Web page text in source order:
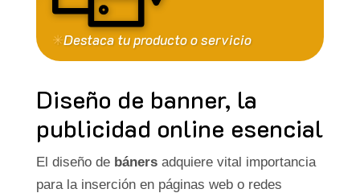
✳Destaca tu producto o servicio
Diseño de banner, la
publicidad online esencial
El diseño de báners adquiere vital importancia
para la inserción en páginas web o redes